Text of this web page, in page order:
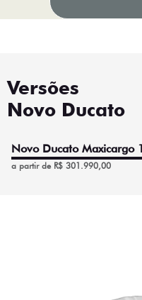
Versões
Novo Ducato
Novo Ducato
a partir de R$ 301.990,00